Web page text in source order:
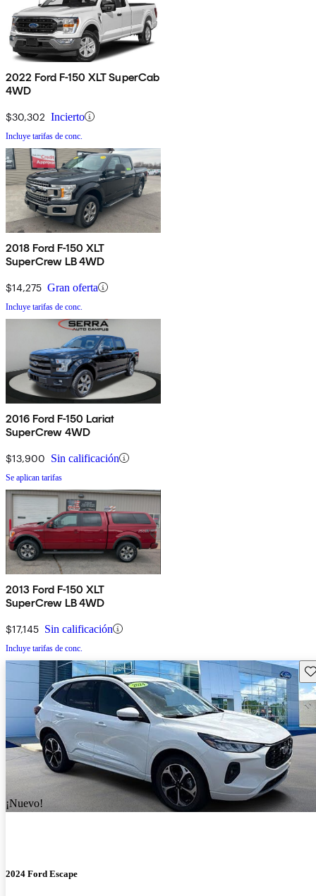
2022 Ford F-150 XLT SuperCab
4WD
$30,302 Incierto
Incluye tarifas de conc.
2018 Ford F-150 XLT
SuperCrew LB 4WD
$14,275 Gran oferta
Incluye tarifas de conc.
2016 Ford F-150 Lariat
SuperCrew 4WD
$13,900 Sin calificación
Se aplican tarifas
2013 Ford F-150 XLT
SuperCrew LB 4WD
$17,145 Sin calificación
Incluye tarifas de conc.
¡Nuevo!
2024 Ford Escape